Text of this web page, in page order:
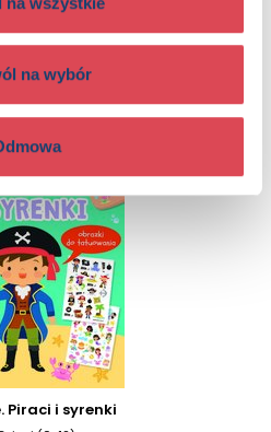
na wybór
Dinozaury
Piraci i syrenki